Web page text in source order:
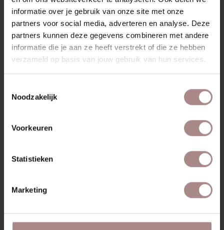
informatie over je gebruik van onze site met onze
partners voor social media, adverteren en analyse. Deze
partners kunnen deze gegevens combineren met andere
informatie die je aan ze heeft verstrekt of die ze hebben
verzameld op basis van jouw gebruik van hun services.
Noodzakelijk
Voorkeuren
Statistieken
Marketing
STOFSTALEN BESTELLEN
AFMETINGEN
ZAKELIJK
MISSCHIEN VIND JE DIT